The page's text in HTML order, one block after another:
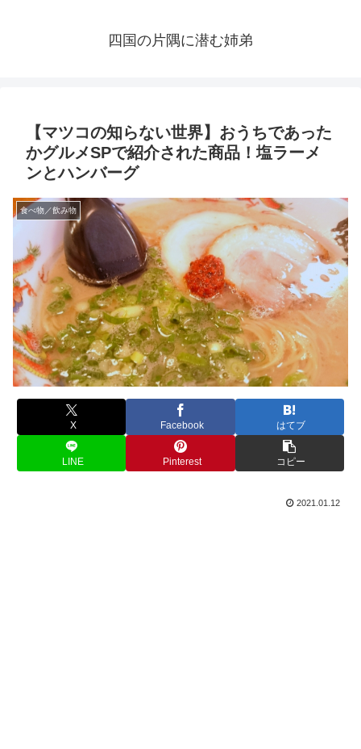
四国の片隅に潜む姉弟
【マツコの知らない世界】おうちであった
かグルメSPで紹介された商品！塩ラーメ
ンとハンバーグ
食べ物／飲み物
X Facebook はてブ
LINE Pinterest コピー
2021.01.12